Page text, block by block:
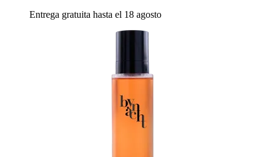
Entrega gratuita hasta el 18 agosto